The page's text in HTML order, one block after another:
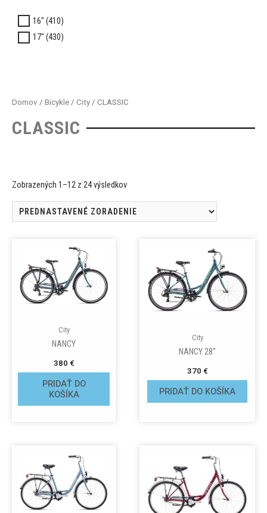
16" (410)
17" (430)
Domov / Bicykle / City / CLASSIC
CLASSIC
Zobrazených 1–12 z 24 výsledkov
City
NANCY
380 €
PRIDAŤ DO
KOŠÍKA
City
NANCY 28″
370 €
PRIDAŤ DO KOŠÍKA